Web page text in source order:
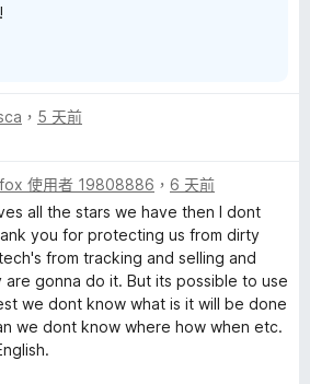
， 5 天前
使用者 19808886 ， 6 天前
all the stars we have then I dont
you for protecting us from dirty
from tracking and selling and
gonna do it. But its possible to use
we dont know what is it will be done
we dont know where how when etc.